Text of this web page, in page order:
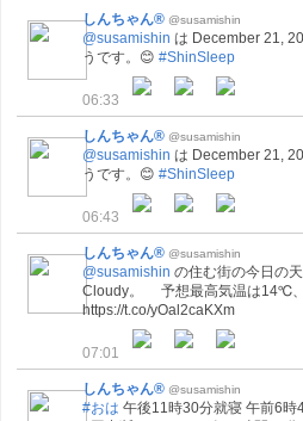
しんちゃん® @susamishin
@susamishin は December 21,
うです。😊 #ShinSleep
06:33
しんちゃん® @susamishin
@susamishin は December 21,
うです。😊 #ShinSleep
06:43
しんちゃん® @susamishin
@susamishin の住む街の今日の
Cloudy。 予想最高気温は14℃、
https://t.co/yOal2caKXm
07:01
しんちゃん® @susamishin
#おは 午後11時30分就寝 午前6